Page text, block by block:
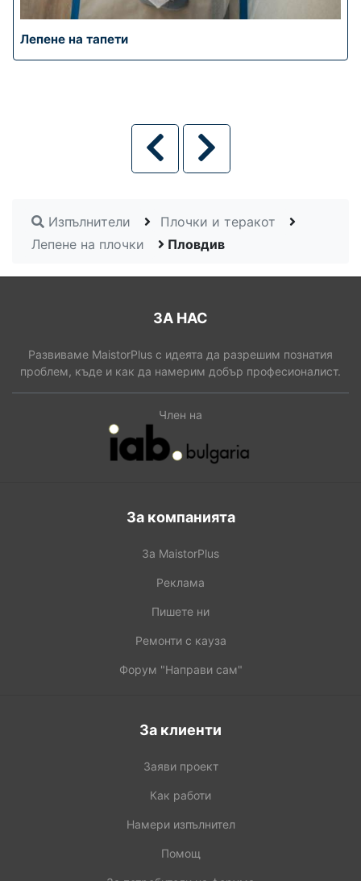
Лепене на тапети
Изпълнители
Плочки и теракот
Лепене на плочки
Пловдив
ЗА НАС
Развиваме MaistorPlus с идеята да разрешим познатия
проблем, къде и как да намерим добър професионалист.
Член на
За компанията
За MaistorPlus
Реклама
Пишете ни
Ремонти с кауза
Форум "Направи сам"
За клиенти
Заяви проект
Как работи
Намери изпълнител
Помощ